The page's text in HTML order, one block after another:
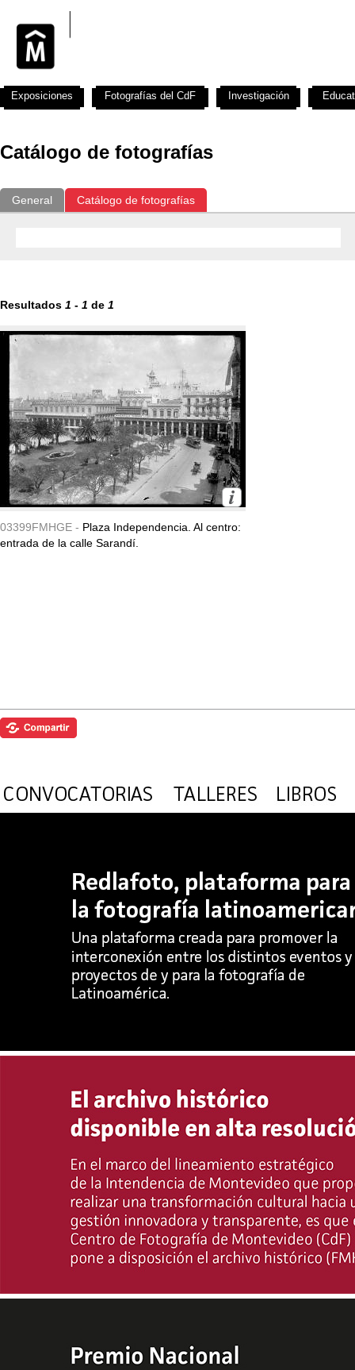
Catálogo de fotografías
General Catálogo de fotografías
Resultados 1 - 1 de 1
03399FMHGE - Plaza Independencia. Al centro:
entrada de la calle Sarandí.
Exposiciones Fotografías del CdF Investigación